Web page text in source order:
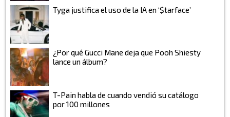
Tyga justifica el uso de la IA en ‘$tarface’
¿Por qué Gucci Mane deja que Pooh Shiesty
lance un álbum?
T-Pain habla de cuando vendió su catálogo
por 100 millones